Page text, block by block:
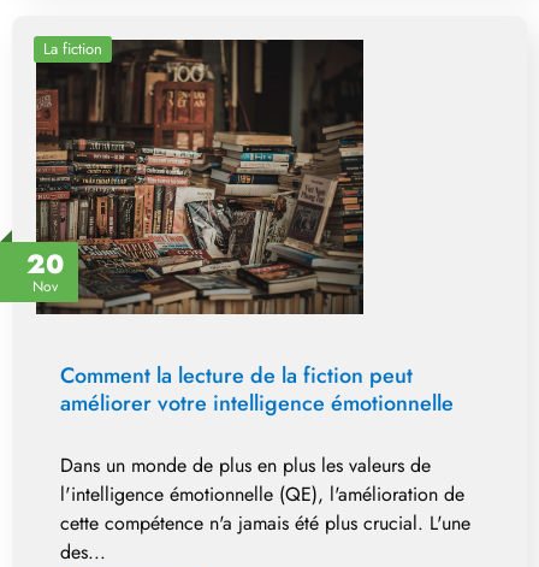
20
Nov
La fiction
Comment la lecture de la fiction peut
améliorer votre intelligence émotionnelle
Dans un monde de plus en plus les valeurs de
l'intelligence émotionnelle (QE), l'amélioration de
cette compétence n'a jamais été plus crucial. L'une
des...